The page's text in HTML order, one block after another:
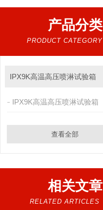
产品分类
PRODUCT CATEGORY
IPX9K高温高压喷淋试验箱
IPX9K高温高压喷淋试验箱
查看全部
相关文章
RELATED ARTICLES